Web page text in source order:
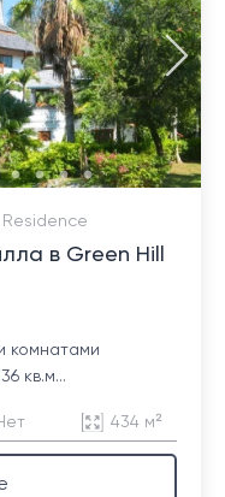
в Green Hill
комнатами
кв.м...
434 м²